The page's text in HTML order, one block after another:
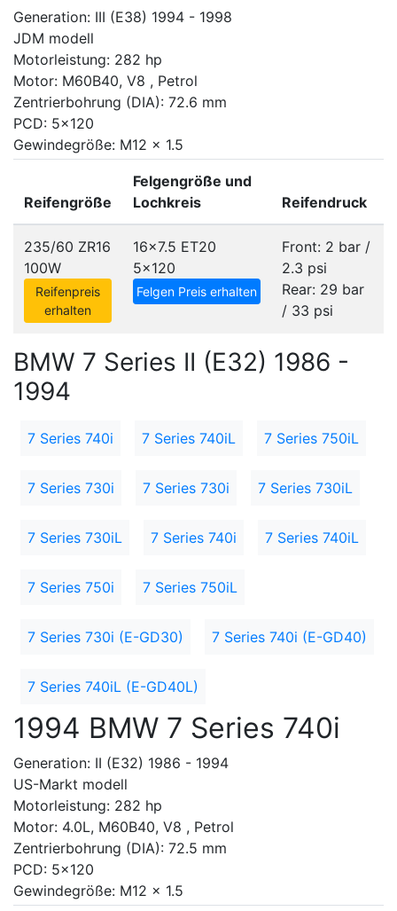
Generation: III (E38) 1994 - 1998
JDM modell
Motorleistung: 282 hp
Motor: M60B40, V8 , Petrol
Zentrierbohrung (DIA): 72.6 mm
PCD: 5x120
Gewindegröße: M12 x 1.5
Reifengröße
Felgengröße und
Lochkreis
Reifendruck
235/60 ZR16
100W
Reifenpreis
erhalten
16x7.5 ET20
5x120
Felgen Preis erhalten
Front: 2 bar /
2.3 psi
Rear: 29 bar
/ 33 psi
BMW 7 Series II (E32) 1986 -
1994
7 Series 740i 7 Series 740iL 7 Series 750iL
7 Series 730i 7 Series 730i 7 Series 730iL
7 Series 730iL 7 Series 740i 7 Series 740iL
7 Series 750i 7 Series 750iL
7 Series 730i (E-GD30) 7 Series 740i (E-GD40)
7 Series 740iL (E-GD40L)
1994 BMW 7 Series 740i
Generation: II (E32) 1986 - 1994
US-Markt modell
Motorleistung: 282 hp
Motor: 4.0L, M60B40, V8 , Petrol
Zentrierbohrung (DIA): 72.5 mm
PCD: 5x120
Gewindegröße: M12 x 1.5